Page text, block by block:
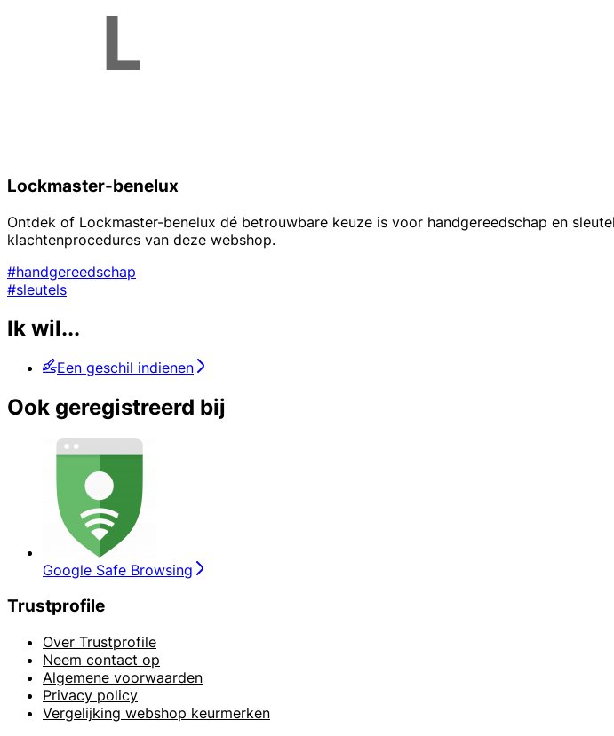
Lockmaster-benelux
Ontdek of Lockmaster-benelux dé betrouwbare keuze is voor handgereedschap en
klachtenprocedures van deze webshop.
#handgereedschap
#sleutels
Ik wil...
Een geschil indienen
Ook geregistreerd bij
Google Safe Browsing
Trustprofile
Over Trustprofile
Neem contact op
Algemene voorwaarden
Privacy policy
Vergelijking webshop keurmerken